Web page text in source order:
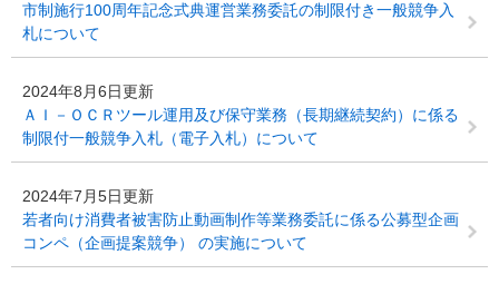
市制施行100周年記念式典運営業務委託の制限付き一般競争入
札について
2024年8月6日更新
ＡＩ－ＯＣＲツール運用及び保守業務（長期継続契約）に係る
制限付一般競争入札（電子入札）について
2024年7月5日更新
若者向け消費者被害防止動画制作等業務委託に係る公募型企画
コンペ（企画提案競争） の実施について